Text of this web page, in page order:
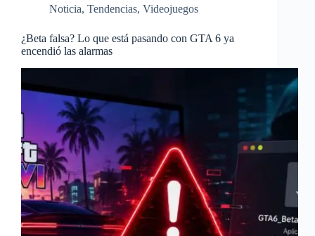
Noticia, Tendencias, Videojuegos
¿Beta falsa? Lo que está pasando con GTA 6 ya
encendió las alarmas